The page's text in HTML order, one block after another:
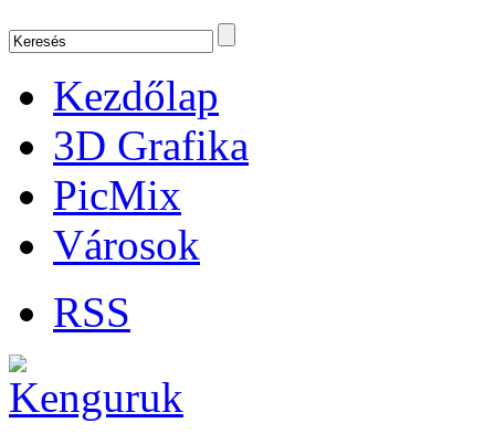
Kezdőlap
3D Grafika
PicMix
Városok
RSS